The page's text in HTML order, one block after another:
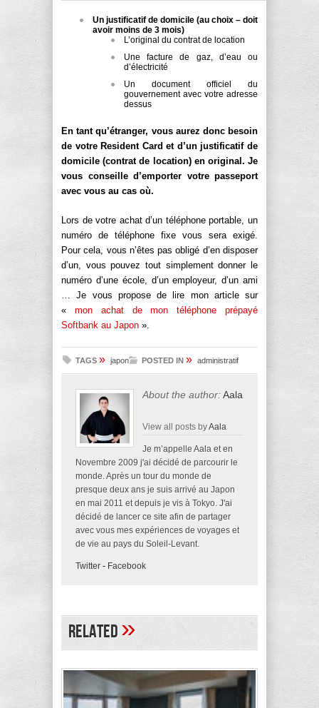
Un justificatif de domicile (au choix – doit
avoir moins de 3 mois)
L’original du contrat de location
Une facture de gaz, d’eau ou
d’électricité
Un document officiel du
gouvernement avec votre adresse
dessus
En tant qu’étranger, vous aurez donc besoin
de votre Resident Card et d’un justificatif de
domicile (contrat de location) en original. Je
vous conseille d’emporter votre passeport
avec vous au cas où.
Lors de votre achat d’un téléphone portable, un
numéro de téléphone fixe vous sera exigé.
Pour cela, vous n’êtes pas obligé d’en disposer
d’un, vous pouvez tout simplement donner le
numéro d’une école, d’un employeur, d’un ami
… Je vous propose de lire mon article sur
« mon achat de mon téléphone prépayé
Softbank au Japon ».
TAGS » japon POSTED IN » administratif
About the author:Aala
View all posts byAala
Je m’appelle Aala et en
Novembre 2009 j'ai décidé de parcourir le
monde. Après un tour du monde de
presque deux ans je suis arrivé au Japon
en mai 2011 et depuis je vis à Tokyo. J'ai
décidé de lancer ce site afin de partager
avec vous mes expériences de voyages et
de vie au pays du Soleil-Levant.
Twitter - Facebook
Related»